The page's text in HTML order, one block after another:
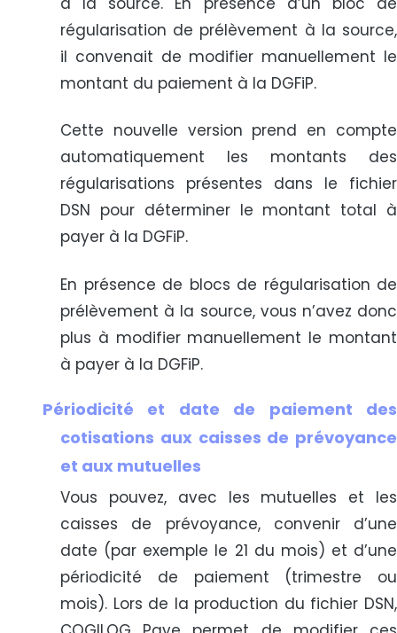
régularisation de prélèvement à la source,
il convenait de modifier manuellement le
montant du paiement à la DGFiP.
Cette nouvelle version prend en compte
automatiquement les montants des
régularisations présentes dans le fichier
DSN pour déterminer le montant total à
payer à la DGFiP.
En présence de blocs de régularisation de
prélèvement à la source, vous n’avez donc
plus à modifier manuellement le montant
à payer à la DGFiP.
Périodicité et date de paiement des
cotisations aux caisses de prévoyance
et aux mutuelles
Vous pouvez, avec les mutuelles et les
caisses de prévoyance, convenir d’une
date (par exemple le 21 du mois) et d’une
périodicité de paiement (trimestre ou
mois). Lors de la production du fichier DSN,